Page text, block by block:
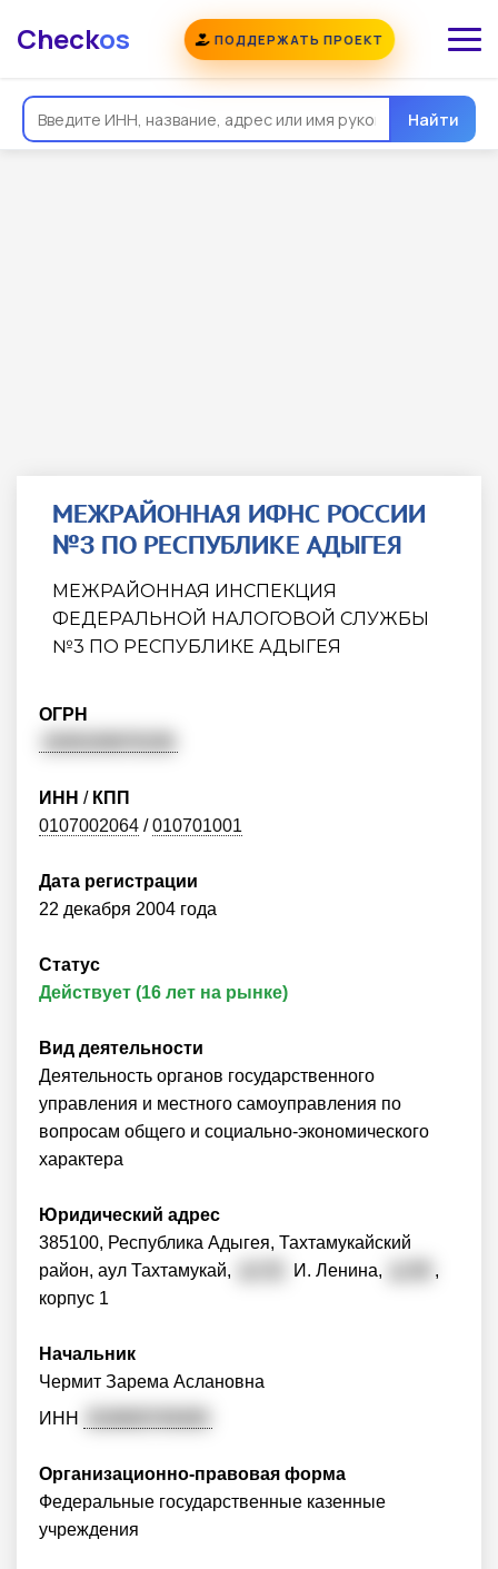
Checkos ПОДДЕРЖАТЬ ПРОЕКТ
Найти
МЕЖРАЙОННАЯ ИФНС РОССИИ
№3 ПО РЕСПУБЛИКЕ АДЫГЕЯ
МЕЖРАЙОННАЯ ИНСПЕКЦИЯ
ФЕДЕРАЛЬНОЙ НАЛОГОВОЙ СЛУЖБЫ
№3 ПО РЕСПУБЛИКЕ АДЫГЕЯ
ОГРН
ИНН / КПП
0107002064 /010701001
Дата регистрации
22 декабря 2004 года
Статус
Действует (16 лет на рынке)
Вид деятельности
Деятельность органов государственного
управления и местного самоуправления по
вопросам общего и социально-экономического
характера
Юридический адрес
385100, Республика Адыгея, Тахтамукайский
район, аул Тахтамукай,
И. Ленина,
,
корпус 1
Начальник
Чермит Зарема Аслановна
ИНН
Организационно-правовая форма
Федеральные государственные казенные
учреждения